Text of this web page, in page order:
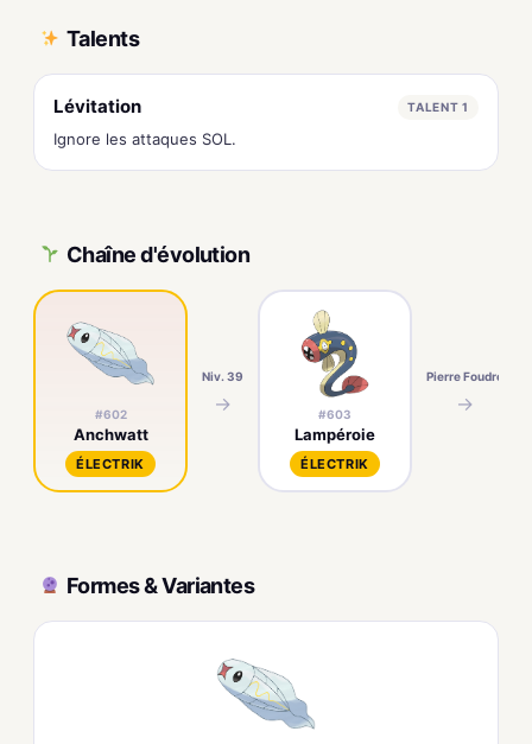
Talents
Lévitation TALENT 1
Ignore les attaques SOL.
Chaîne d'évolution
#602
Anchwatt
ÉLECTRIK
Niv. 39
→ #603
Lampéroie
ÉLECTRIK
Pierre Foudre
→
Formes & Variantes